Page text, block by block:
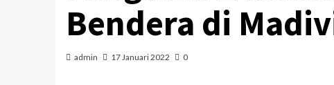
Bendera di
admin 17 Januari 2022 0